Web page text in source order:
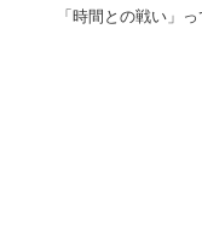
「時間との戦い」